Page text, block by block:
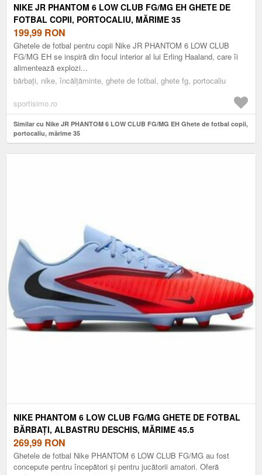
NIKE JR PHANTOM 6 LOW CLUB FG/MG EH GHETE DE
FOTBAL COPII, PORTOCALIU, MĂRIME 35
199,99 RON
Ghetele de fotbal pentru copii Nike JR PHANTOM 6 LOW CLUB
FG/MG EH se inspiră din focul interior al lui Erling Haaland, care îi
alimentează explozi...
bărbați, nike, încălțăminte, ghete de fotbal, ghete fg, portocaliu
sportisimo.ro
Similar cu Nike JR PHANTOM 6 LOW CLUB FG/MG EH Ghete de fotbal copii,
portocaliu, mărime 35
NIKE PHANTOM 6 LOW CLUB FG/MG GHETE DE FOTBAL
BĂRBAȚI, ALBASTRU DESCHIS, MĂRIME 45.5
269,99 RON
Ghetele de fotbal Nike PHANTOM 6 LOW CLUB FG/MG au fost
concepute pentru începători și pentru jucătorii amatori. Oferă